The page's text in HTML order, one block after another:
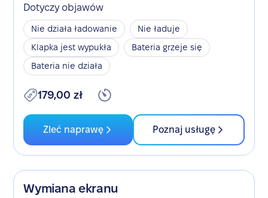
Dotyczy objawów
Nie działa ładowanie
Nie ładuje
Klapka jest wypukła
Bateria grzeje się
Bateria nie działa
179,00 zł
Zleć naprawę Poznaj usługę
Wymiana ekranu